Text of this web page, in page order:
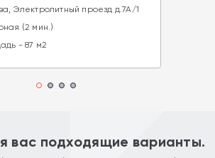
Электролитный проезд д.7А/1
(2 мин.)
- 87 м2
вас подходящие варианты.